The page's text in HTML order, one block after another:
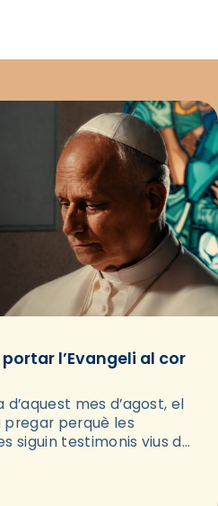
l’Evangeli al cor
mes d’agost, el
pregar perquè les
siguin testimonis vius de